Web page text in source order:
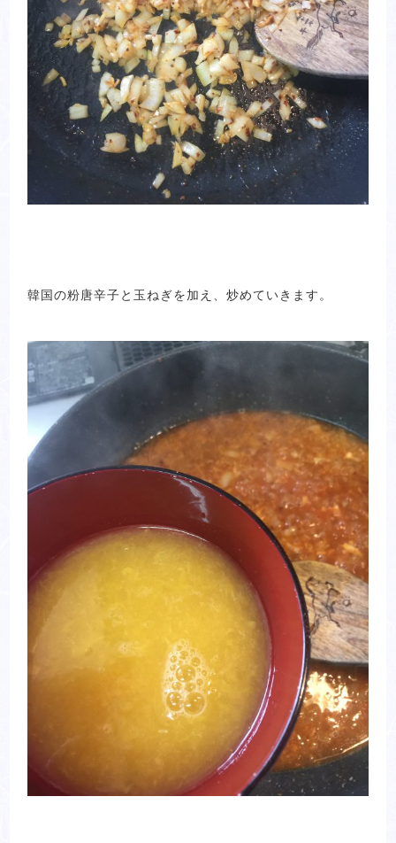
韓国の粉唐辛子と玉ねぎを加え、炒めていきます。